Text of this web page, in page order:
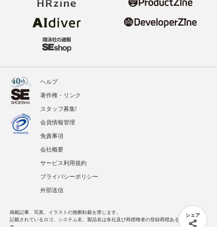
シェア
ヘルプ
著作権・リンク
スタッフ募集!
会員情報管理
免責事項
会社概要
サービス利用規約
プライバシーポリシー
外部送信
掲載記事、写真、イラストの無断転載を禁じます。
記載されているロゴ、システム名、製品名は各社及び商標権者の登録商標あるいは商標で